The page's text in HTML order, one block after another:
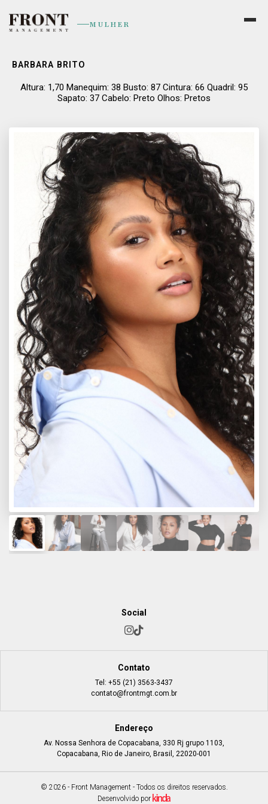
MULHER
BARBARA BRITO
Altura: 1,70 Manequim: 38 Busto: 87 Cintura: 66 Quadril: 95
Sapato: 37 Cabelo: Preto Olhos: Pretos
Social
Contato
Tel: +55 (21) 3563-3437
contato@frontmgt.com.br
Endereço
Av. Nossa Senhora de Copacabana, 330 Rj grupo 1103,
Copacabana, Rio de Janeiro, Brasil, 22020-001
© 2026 - Front Management - Todos os direitos reservados.
Desenvolvido por